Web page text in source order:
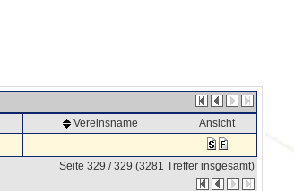
Vereinsname Ansicht
Seite 329 / 329 (3281 Treffer insgesamt)